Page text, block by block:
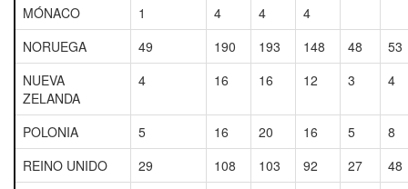
MÓNACO
1 4 4
4
NORUEGA
49 190 193 148 48
53
NUEVA
ZELANDA
4 16 16 12 3 4
POLONIA 5 16 20 16 5
8
REINO UNIDO
29 108 103 92 27
48